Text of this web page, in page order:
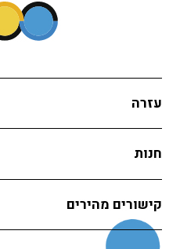
עזרה
חנות
קישורים מהירים